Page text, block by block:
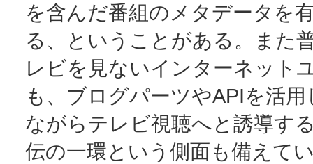
を含んだ番組のメタデータを
る、ということがある。また
レビを見ないインターネット
も、ブログパーツやAPIを活
ながらテレビ視聴へと誘導す
伝の一環という側面も備えて